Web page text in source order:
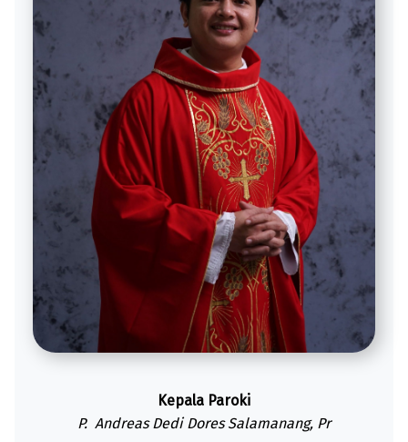
Kepala Paroki
P. Andreas Dedi Dores Salamanang, Pr